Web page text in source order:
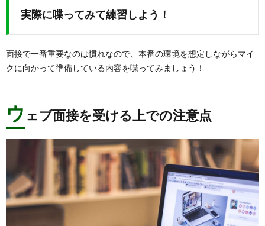
実際に喋ってみて練習しよう！
面接で一番重要なのは慣れなので、本番の環境を想定しながらマイ
クに向かって準備している内容を喋ってみましょう！
ウ ェブ面接を受ける上での注意点